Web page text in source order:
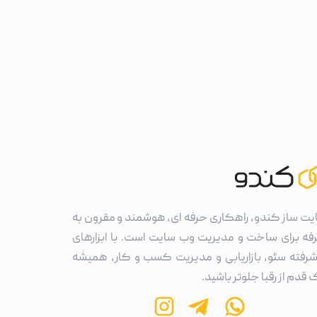
ساز کندو، راهکاری حرفه ای، هوشمند و مقرون به
برای ساخت و مدیریت وب سایت است. با ابزارهای
سئو، بازاریابی و مدیریت کسب و کار، همیشه
قدم از رقبا جلوتر باشید.